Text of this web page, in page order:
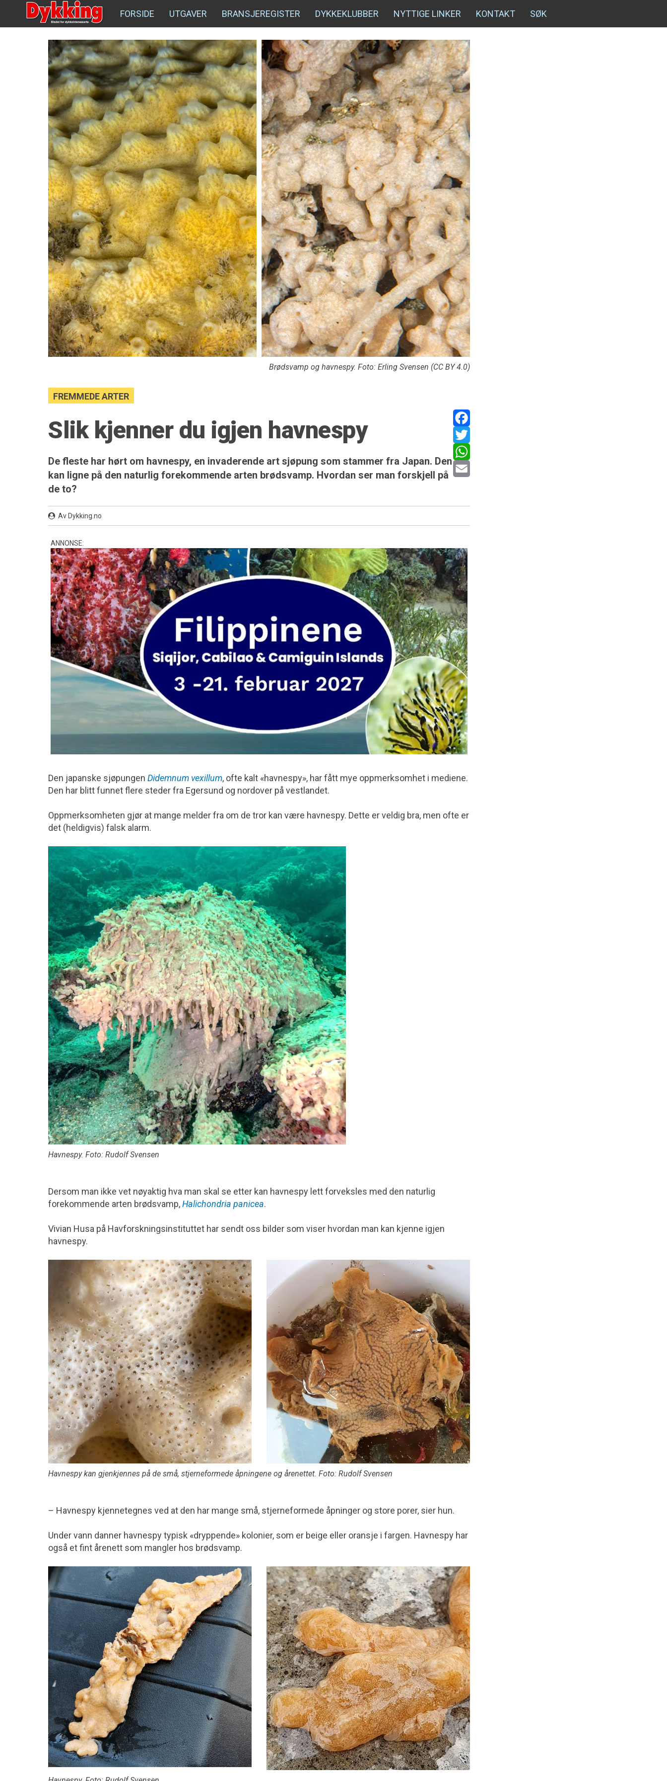
FORSIDE UTGAVER BRANSJEREGISTER DYKKEKLUBBER NYTTIGE LINKER KONTAKT SØK
Brødsvamp og havnespy. Foto: Erling Svensen (CC BY 4.0)
FREMMEDE ARTER
Facebook
Twitter
WhatsApp
Slik kjenner du igjen havnespy
De fleste har hørt om havnespy, en invaderende art sjøpung som stammer fra Japan. Den
kan ligne på den naturlig forekommende arten brødsvamp. Hvordan ser man forskjell på
de to?
Av Dykking.no
ANNONSE:
Den japanske sjøpungen Didemnum vexillum, ofte kalt «havnespy», har fått mye oppmerk­somhet i mediene.
Den har blitt funnet flere steder fra Egersund og nordover på vestlandet.
Oppmerksomheten gjør at mange melder fra om de tror kan være havnespy. Dette er veldig bra, men ofte er
det (heldigvis) falsk alarm.
Havnespy. Foto: Rudolf Svensen
Dersom man ikke vet nøyaktig hva man skal se etter kan havnespy lett for­veksles med den naturlig
forekommende arten brødsvamp,Halichondria panicea.
Vivian Husa på Havforskningsinstituttet har sendt oss bilder som viser hvordan man kan kjenne igjen
havnespy.
Havnespy kan gjenkjennes på de små, stjerneformede åpningene og årenettet. Foto: Rudolf Svensen
– Havnespy kjennetegnes ved at den har mange små, stjerneformede åpninger og store porer, sier hun.
Under vann danner havnespy typisk «dryppende» kolonier, som er beige eller oransje i fargen. Havnespy har
også et fint årenett som mangler hos brødsvamp.